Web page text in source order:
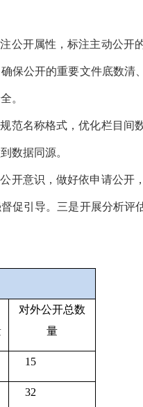
公开属性，标注主动公开
保公开的重要文件底数清
。
范名称格式，优化栏目间
数据同源。
开意识，做好依申请公开
促引导。三是开展分析评
对外公开总数
量
15
32